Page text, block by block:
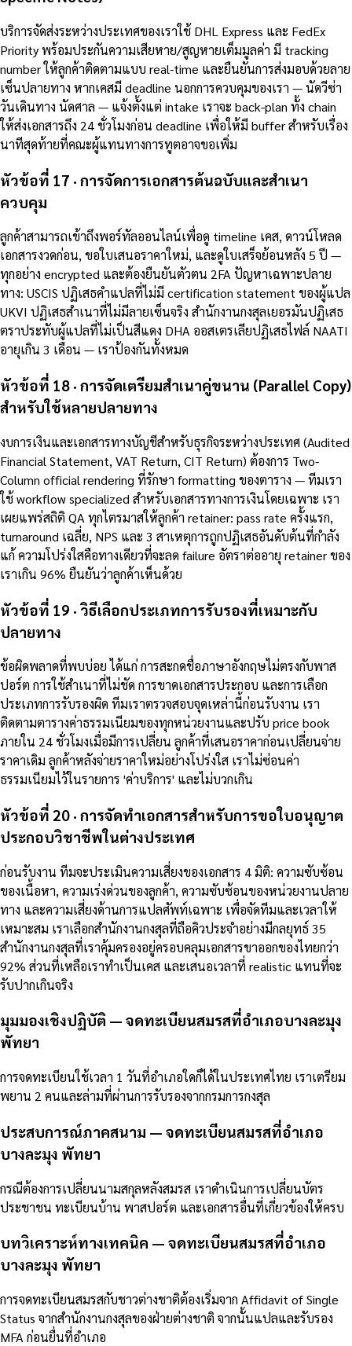
บริการจัดส่งระหว่างประเทศของเราใช้ DHL Express และ FedEx
Priority พร้อมประกันความเสียหาย/สูญหายเต็มมูลค่า มี tracking
number ให้ลูกค้าติดตามแบบ real-time และยืนยันการส่งมอบด้วยลาย
เซ็นปลายทาง หากเคสมี deadline นอกการควบคุมของเรา — นัดวีซ่า
วันเดินทาง นัดศาล — แจ้งตั้งแต่ intake เราจะ back-plan ทั้ง chain
ให้ส่งเอกสารถึง 24 ชั่วโมงก่อน deadline เพื่อให้มี buffer สำหรับเรื่อง
นาทีสุดท้ายที่คณะผู้แทนทางการทูตอาจขอเพิ่ม
หัวข้อที่ 17 · การจัดการเอกสารต้นฉบับและสำเนา
ควบคุม
ลูกค้าสามารถเข้าถึงพอร์ทัลออนไลน์เพื่อดู timeline เคส, ดาวน์โหลด
เอกสารงวดก่อน, ขอใบเสนอราคาใหม่, และดูใบเสร็จย้อนหลัง 5 ปี —
ทุกอย่าง encrypted และต้องยืนยันตัวตน 2FA ปัญหาเฉพาะปลาย
ทาง: USCIS ปฏิเสธคำแปลที่ไม่มี certification statement ของผู้แปล
UKVI ปฏิเสธสำเนาที่ไม่มีลายเซ็นจริง สำนักงานกงสุลเยอรมันปฏิเสธ
ตราประทับผู้แปลที่ไม่เป็นสีแดง DHA ออสเตรเลียปฏิเสธไฟล์ NAATI
อายุเกิน 3 เดือน — เราป้องกันทั้งหมด
หัวข้อที่ 18 · การจัดเตรียมสำเนาคู่ขนาน (Parallel Copy)
สำหรับใช้หลายปลายทาง
งบการเงินและเอกสารทางบัญชีสำหรับธุรกิจระหว่างประเทศ (Audited
Financial Statement, VAT Return, CIT Return) ต้องการ Two-
Column official rendering ที่รักษา formatting ของตาราง — ทีมเรา
ใช้ workflow specialized สำหรับเอกสารทางการเงินโดยเฉพาะ เรา
เผยแพร่สถิติ QA ทุกไตรมาสให้ลูกค้า retainer: pass rate ครั้งแรก,
turnaround เฉลี่ย, NPS และ 3 สาเหตุการถูกปฏิเสธอันดับต้นที่กำลัง
แก้ ความโปร่งใสคือทางเดียวที่จะลด failure อัตราต่ออายุ retainer ของ
เราเกิน 96% ยืนยันว่าลูกค้าเห็นด้วย
หัวข้อที่ 19 · วิธีเลือกประเภทการรับรองที่เหมาะกับ
ปลายทาง
ข้อผิดพลาดที่พบบ่อย ได้แก่ การสะกดชื่อภาษาอังกฤษไม่ตรงกับพาส
ปอร์ต การใช้สำเนาที่ไม่ชัด การขาดเอกสารประกอบ และการเลือก
ประเภทการรับรองผิด ทีมเราตรวจสอบจุดเหล่านี้ก่อนรับงาน เรา
ติดตามตารางค่าธรรมเนียมของทุกหน่วยงานและปรับ price book
ภายใน 24 ชั่วโมงเมื่อมีการเปลี่ยน ลูกค้าที่เสนอราคาก่อนเปลี่ยนจ่าย
ราคาเดิม ลูกค้าหลังจ่ายราคาใหม่อย่างโปร่งใส เราไม่ซ่อนค่า
ธรรมเนียมไว้ในรายการ 'ค่าบริการ' และไม่บวกเกิน
หัวข้อที่ 20 · การจัดทำเอกสารสำหรับการขอใบอนุญาต
ประกอบวิชาชีพในต่างประเทศ
ก่อนรับงาน ทีมจะประเมินความเสี่ยงของเอกสาร 4 มิติ: ความซับซ้อน
ของเนื้อหา, ความเร่งด่วนของลูกค้า, ความซับซ้อนของหน่วยงานปลาย
ทาง และความเสี่ยงด้านการแปลศัพท์เฉพาะ เพื่อจัดทีมและเวลาให้
เหมาะสม เราเลือกสำนักงานกงสุลที่ถือคิวประจำอย่างมีกลยุทธ์ 35
สำนักงานกงสุลที่เราคุ้มครองอยู่ครอบคลุมเอกสารขาออกของไทยกว่า
92% ส่วนที่เหลือเราทำเป็นเคส และเสนอเวลาที่ realistic แทนที่จะ
รับปากเกินจริง
มุมมองเชิงปฏิบัติ — จดทะเบียนสมรสที่อำเภอบางละมุง
พัทยา
การจดทะเบียนใช้เวลา 1 วันที่อำเภอใดก็ได้ในประเทศไทย เราเตรียม
พยาน 2 คนและล่ามที่ผ่านการรับรองจากกรมการกงสุล
ประสบการณ์ภาคสนาม — จดทะเบียนสมรสที่อำเภอ
บางละมุง พัทยา
กรณีต้องการเปลี่ยนนามสกุลหลังสมรส เราดำเนินการเปลี่ยนบัตร
ประชาชน ทะเบียนบ้าน พาสปอร์ต และเอกสารอื่นที่เกี่ยวข้องให้ครบ
บทวิเคราะห์ทางเทคนิค — จดทะเบียนสมรสที่อำเภอ
บางละมุง พัทยา
การจดทะเบียนสมรสกับชาวต่างชาติต้องเริ่มจาก Affidavit of Single
Status จากสำนักงานกงสุลของฝ่ายต่างชาติ จากนั้นแปลและรับรอง
MFA ก่อนยื่นที่อำเภอ